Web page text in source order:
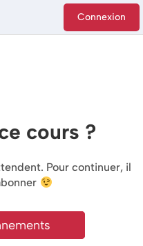
Connexion
cours ?
Pour continuer, il